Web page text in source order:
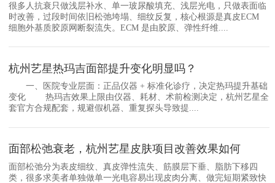
很多人抗衰只做浅层补水、单一玻尿酸填充、浅层光电，只做表面临
时改善，过段时间依旧松弛垮塌、细纹反复，核心根源是真皮ECM
细胞外基质胶原网断裂流失。ECM 是由胶原、弹性纤维....
杭州艺星热玛吉面部提升变化明显吗？
一、医院专业层面：正品仪器 + 标准化诊疗，决定热玛提升基础
变化 热玛吉效果上限由仪器、耗材、术前检测决定，杭州艺星全
套官方合规配套，规避假机器、重复探头导致提....
面部松弛衰老，杭州艺星皮肤项目改善效果如何
面部松弛分为表皮细纹、真皮弹性流失、筋膜层下垂、脂肪下移四
类，很多求美者单独做单一光电容易出现皮肉分离、做完短期紧致快